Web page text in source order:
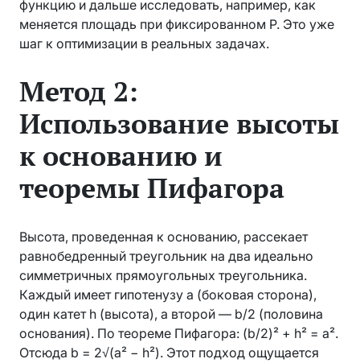
функцию и дальше исследовать, например, как
меняется площадь при фиксированном P. Это уже
шаг к оптимизации в реальных задачах.
Метод 2:
Использование высоты
к основанию и
теоремы Пифагора
Высота, проведенная к основанию, рассекает
равнобедренный треугольник на два идеально
симметричных прямоугольных треугольника.
Каждый имеет гипотенузу a (боковая сторона),
один катет h (высота), а второй — b/2 (половина
основания). По теореме Пифагора: (b/2)² + h² = a².
Отсюда b = 2√(a² − h²). Этот подход ощущается